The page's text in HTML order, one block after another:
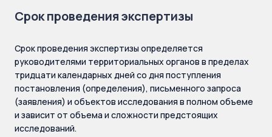
Срок проведения экспертизы
Срок проведения экспертизы определяется
руководителями территориальных органов в пределах
тридцати календарных дней со дня поступления
постановления (определения), письменного запроса
(заявления) и объектов исследования в полном объеме
и зависит от объема и сложности предстоящих
исследований.